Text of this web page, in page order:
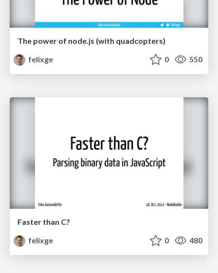
The power of node.js (with quadcopters)
felixge
0 550
Faster than C?
felixge
0 480